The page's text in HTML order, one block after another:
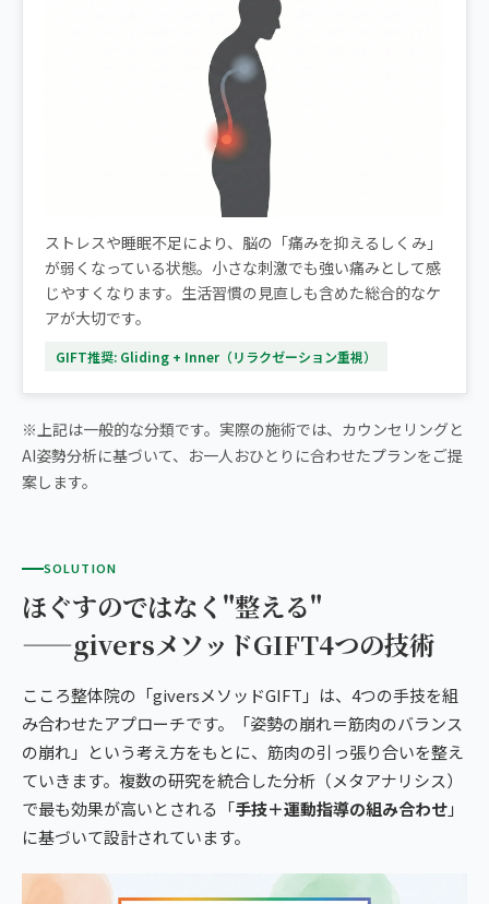
ストレスや睡眠不足により、脳の「痛みを抑えるしくみ」
が弱くなっている状態。小さな刺激でも強い痛みとして感
じやすくなります。生活習慣の見直しも含めた総合的なケ
アが大切です。
GIFT推奨: Gliding + Inner（リラクゼーション重視）
※上記は一般的な分類です。実際の施術では、カウンセリングと
AI姿勢分析に基づいて、お一人おひとりに合わせたプランをご提
案します。
SOLUTION
ほぐすのではなく"整える"
——giversメソッドGIFT4つの技術
こころ整体院の「giversメソッドGIFT」は、4つの手技を組
み合わせたアプローチです。「姿勢の崩れ＝筋肉のバランス
の崩れ」という考え方をもとに、筋肉の引っ張り合いを整え
ていきます。複数の研究を統合した分析（メタアナリシス）
で最も効果が高いとされる「手技＋運動指導の組み合わせ」
に基づいて設計されています。